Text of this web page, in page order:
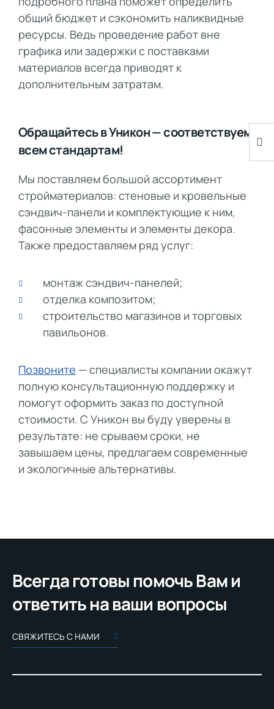
общий бюджет и сэкономить наликвидные
ресурсы. Ведь проведение работ вне
графика или задержки с поставками
материалов всегда приводят к
дополнительным затратам.
Обращайтесь в Уникон — соответствуем
всем стандартам!
Мы поставляем большой ассортимент
стройматериалов: стеновые и кровельные
сэндвич-панели и комплектующие к ним,
фасонные элементы и элементы декора.
Также предоставляем ряд услуг:
монтаж сэндвич-панелей;
отделка композитом;
строительство магазинов и торговых
павильонов.
Позвоните — специалисты компании окажут
полную консультационную поддержку и
помогут оформить заказ по доступной
стоимости. С Уникон вы буду уверены в
результате: не срываем сроки, не
завышаем цены, предлагаем современные
и экологичные альтернативы.
Всегда готовы помочь Вам и
ответить на ваши вопросы
СВЯЖИТЕСЬ С НАМИ